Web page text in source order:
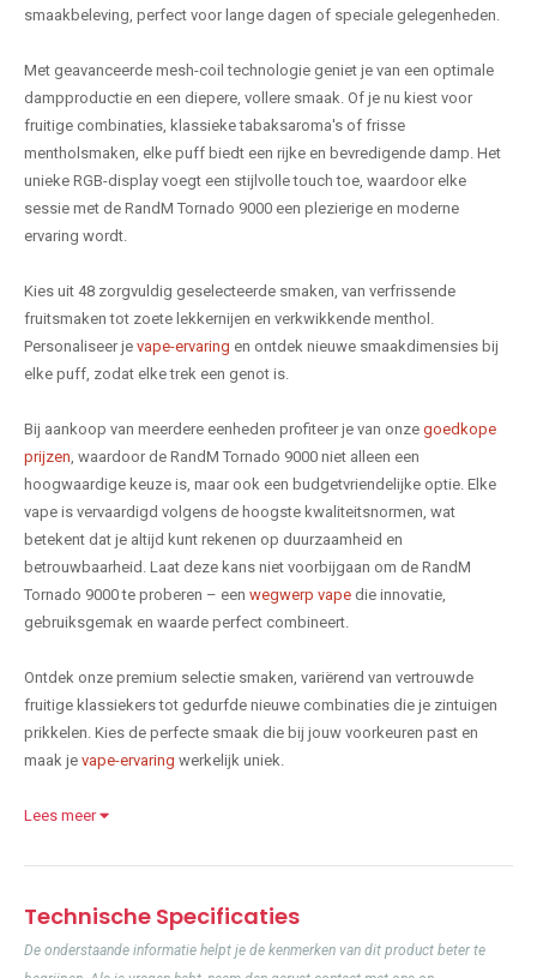
smaakbeleving, perfect voor lange dagen of speciale gelegenheden.
Met geavanceerde mesh-coil technologie geniet je van een optimale
dampproductie en een diepere, vollere smaak. Of je nu kiest voor
fruitige combinaties, klassieke tabaksaroma's of frisse
mentholsmaken, elke puff biedt een rijke en bevredigende damp. Het
unieke RGB-display voegt een stijlvolle touch toe, waardoor elke
sessie met de RandM Tornado 9000 een plezierige en moderne
ervaring wordt.
Kies uit 48 zorgvuldig geselecteerde smaken, van verfrissende
fruitsmaken tot zoete lekkernijen en verkwikkende menthol.
Personaliseer je vape-ervaring en ontdek nieuwe smaakdimensies bij
elke puff, zodat elke trek een genot is.
Bij aankoop van meerdere eenheden profiteer je van onze goedkope
prijzen , waardoor de RandM Tornado 9000 niet alleen een
hoogwaardige keuze is, maar ook een budgetvriendelijke optie. Elke
vape is vervaardigd volgens de hoogste kwaliteitsnormen, wat
betekent dat je altijd kunt rekenen op duurzaamheid en
betrouwbaarheid. Laat deze kans niet voorbijgaan om de RandM
Tornado 9000 te proberen – een wegwerp vape die innovatie,
gebruiksgemak en waarde perfect combineert.
Ontdek onze premium selectie smaken, variërend van vertrouwde
fruitige klassiekers tot gedurfde nieuwe combinaties die je zintuigen
prikkelen. Kies de perfecte smaak die bij jouw voorkeuren past en
maak je vape-ervaring werkelijk uniek.
Lees meer
Technische Specificaties
De onderstaande informatie helpt je de kenmerken van dit product beter te